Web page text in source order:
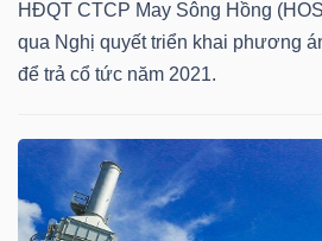
HĐQT CTCP May Sông Hồng
qua Nghị quyết triển khai phương
để trả cổ tức năm 2021.
DỮ
LIỆU
Ngành
(-)
VS-